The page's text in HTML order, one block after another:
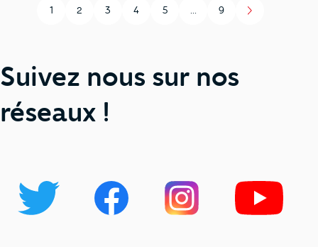
Page
1
Page
2
Page
3
Page
4
Page
5
Page
9
Suivez nous sur nos
réseaux !